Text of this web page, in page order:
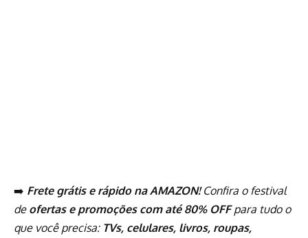
➡️ Frete grátis e rápido na AMAZON!Confira o festival
de ofertas e promoções com até 80% OFFpara tudo o
que você precisa: TVs, celulares, livros, roupas,